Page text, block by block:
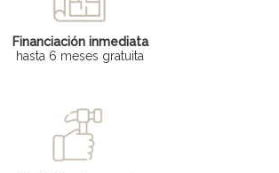
Financiación inmediata
hasta 6 meses gratuita